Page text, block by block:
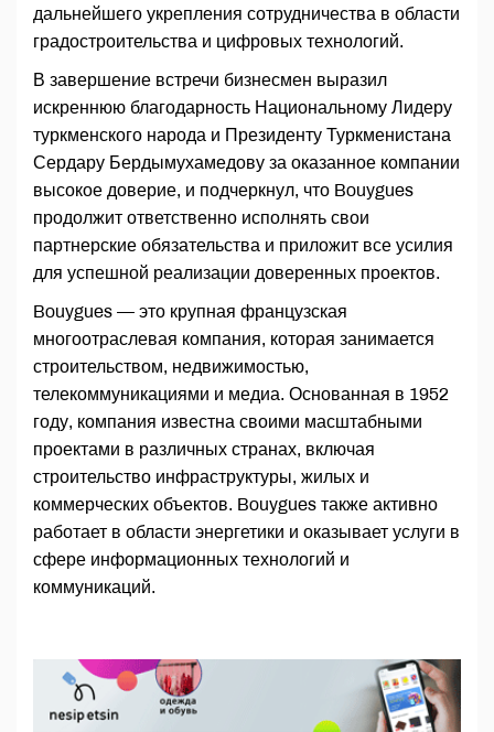
дальнейшего укрепления сотрудничества в области
градостроительства и цифровых технологий.
В завершение встречи бизнесмен выразил
искреннюю благодарность Национальному Лидеру
туркменского народа и Президенту Туркменистана
Сердару Бердымухамедову за оказанное компании
высокое доверие, и подчеркнул, что Bouygues
продолжит ответственно исполнять свои
партнерские обязательства и приложит все усилия
для успешной реализации доверенных проектов.
Bouygues — это крупная французская
многоотраслевая компания, которая занимается
строительством, недвижимостью,
телекоммуникациями и медиа. Основанная в 1952
году, компания известна своими масштабными
проектами в различных странах, включая
строительство инфраструктуры, жилых и
коммерческих объектов. Bouygues также активно
работает в области энергетики и оказывает услуги в
сфере информационных технологий и
коммуникаций.